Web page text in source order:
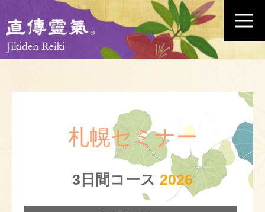
札幌セミナー
3日間コース 2026